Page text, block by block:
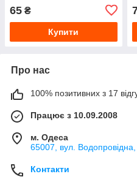
65 ₴
Купити
Про нас
100% позитивних з 17
Працює з 10.09.2008
м. Одеса
65007, вул.
Контакти